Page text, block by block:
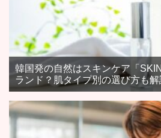
韓国発の自然はスキンケア「
ランド？肌タイプ別の選び方も解